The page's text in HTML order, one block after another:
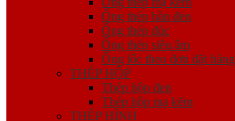
Ống thép hàn đen
Ống thép đúc
Ống thép siêu âm
Ống lốc theo đơn đặt hàng
THÉP HỘP
Thép hộp đen
Thép hộp mạ kẽm
THÉP HÌNH